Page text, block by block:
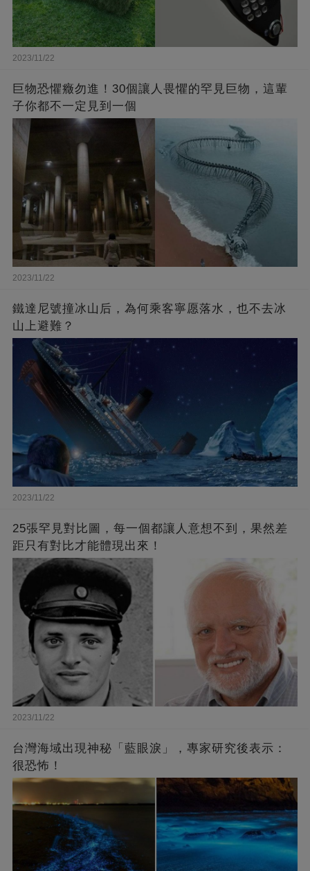
2023/11/22
巨物恐懼癥勿進！30個讓人畏懼的罕見巨物，這輩
子你都不一定見到一個
2023/11/22
鐵達尼號撞冰山后，為何乘客寧愿落水，也不去冰
山上避難？
2023/11/22
25張罕見對比圖，每一個都讓人意想不到，果然差
距只有對比才能體現出來！
2023/11/22
台灣海域出現神秘「藍眼淚」，專家研究後表示：
很恐怖！